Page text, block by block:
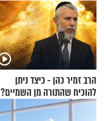
הרב זמיר כהן - כיצד ניתן
להוכיח שהתורה מן השמיים?